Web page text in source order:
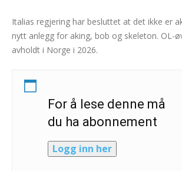
Italias regjering har besluttet at det ikke er
nytt anlegg for aking, bob og skeleton. OL-
avholdt i Norge i 2026.
For å lese denne må
du ha abonnement
Logg inn her